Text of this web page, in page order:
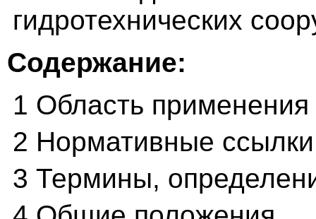
гидротехнических
Содержание:
1 Область применения
2 Нормативные ссылки
3 Термины,